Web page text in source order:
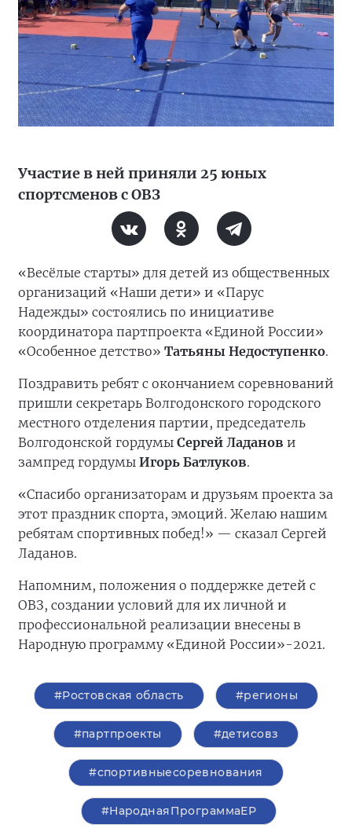
Участие в ней приняли 25 юных
спортсменов с ОВЗ
«Весёлые старты» для детей из общественных
организаций «Наши дети» и «Парус
Надежды» состоялись по инициативе
координатора партпроекта «Единой России»
«Особенное детство» Татьяны Недоступенко.
Поздравить ребят с окончанием соревнований
пришли секретарь Волгодонского городского
местного отделения партии, председатель
Волгодонской гордумы Сергей Ладанов и
зампред гордумы Игорь Батлуков.
«Спасибо организаторам и друзьям проекта за
этот праздник спорта, эмоций. Желаю нашим
ребятам спортивных побед!» — сказал Сергей
Ладанов.
Напомним, положения о поддержке детей с
ОВЗ, создании условий для их личной и
профессиональной реализации внесены в
Народную программу «Единой России»-2021.
#Ростовская область #регионы
#партпроекты #детисовз
#спортивныесоревнования
#НароднаяПрограммаЕР